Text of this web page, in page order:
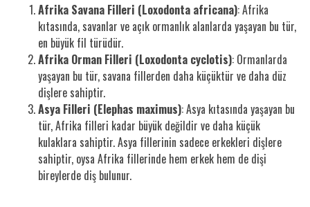
Afrika Savana Filleri (Loxodonta africana): Afrika
kıtasında, savanlar ve açık ormanlık alanlarda yaşayan bu tür,
en büyük fil türüdür.
Afrika Orman Filleri (Loxodonta cyclotis): Ormanlarda
yaşayan bu tür, savana fillerden daha küçüktür ve daha düz
dişlere sahiptir.
Asya Filleri (Elephas maximus): Asya kıtasında yaşayan bu
tür, Afrika filleri kadar büyük değildir ve daha küçük
kulaklara sahiptir. Asya fillerinin sadece erkekleri dişlere
sahiptir, oysa Afrika fillerinde hem erkek hem de dişi
bireylerde diş bulunur.